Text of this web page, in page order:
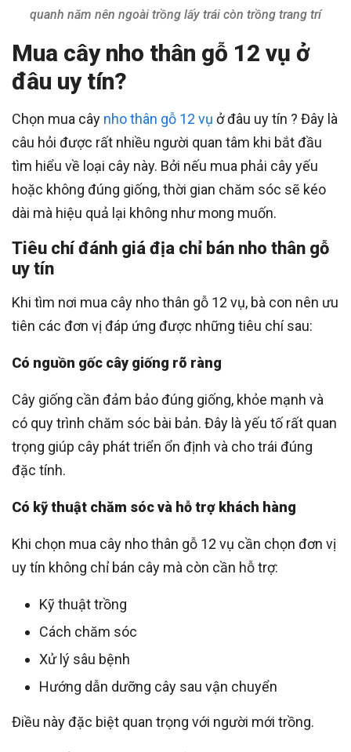
quanh năm nên ngoài trồng lấy trái còn trồng trang trí
Mua cây nho thân gỗ 12 vụ ở
đâu uy tín?
Chọn mua cây nho thân gỗ 12 vụ ở đâu uy tín ? Đây là
câu hỏi được rất nhiều người quan tâm khi bắt đầu
tìm hiểu về loại cây này. Bởi nếu mua phải cây yếu
hoặc không đúng giống, thời gian chăm sóc sẽ kéo
dài mà hiệu quả lại không như mong muốn.
Tiêu chí đánh giá địa chỉ bán nho thân gỗ
uy tín
Khi tìm nơi mua cây nho thân gỗ 12 vụ, bà con nên ưu
tiên các đơn vị đáp ứng được những tiêu chí sau:
Có nguồn gốc cây giống rõ ràng
Cây giống cần đảm bảo đúng giống, khỏe mạnh và
có quy trình chăm sóc bài bản. Đây là yếu tố rất quan
trọng giúp cây phát triển ổn định và cho trái đúng
đặc tính.
Có kỹ thuật chăm sóc và hỗ trợ khách hàng
Khi chọn mua cây nho thân gỗ 12 vụ cần chọn đơn vị
uy tín không chỉ bán cây mà còn cần hỗ trợ:
Kỹ thuật trồng
Cách chăm sóc
Xử lý sâu bệnh
Hướng dẫn dưỡng cây sau vận chuyển
Điều này đặc biệt quan trọng với người mới trồng.